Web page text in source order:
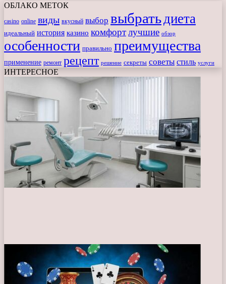
ОБЛАКО МЕТОК
casino online виды вкусный выбор выбрать диета
идеальный история казино комфортлучшие обзор
особенности правильно преимущества
применение ремонт рецепт решение секреты советы стиль услуги
ИНТЕРЕСНОЕ